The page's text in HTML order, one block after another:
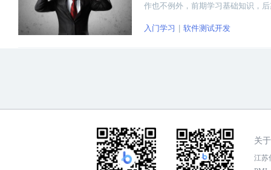
作也不例外，前期学习基础知识，
入门学习 软件测试开发
关
江苏